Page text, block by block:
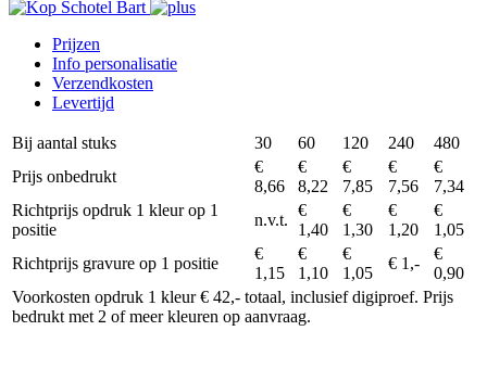
Prijzen
Info personalisatie
Verzendkosten
Levertijd
Bij aantal stuks 30 60 120 240
480
Prijs onbedrukt
€
8,66
€
8,22
€
7,85
€
7,56
€
7,34
Richtprijs opdruk 1 kleur op 1
positie
n.v.t.
€
1,40
€
1,30
€
1,20
€
1,05
Richtprijs gravure op 1 positie
€
1,15
€
1,10
€
1,05
€ 1,-
€
0,90
Voorkosten opdruk 1 kleur € 42,- totaal, inclusief digiproef. Prijs
bedrukt met 2 of meer kleuren op aanvraag.